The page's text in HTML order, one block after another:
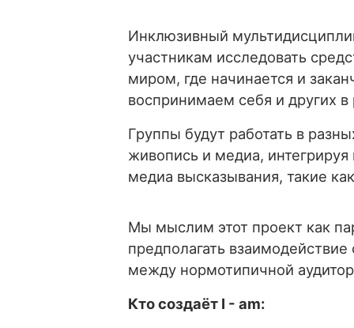
Инклюзивный
участникам исследовать
миром, где начинается и
воспринимаем себя и других в
Группы будут работать в
живопись и медиа,
медиа высказывания, такие
Мы мыслим этот проект как
предполагать
между нормотипичной
Кто создаёт I - am: